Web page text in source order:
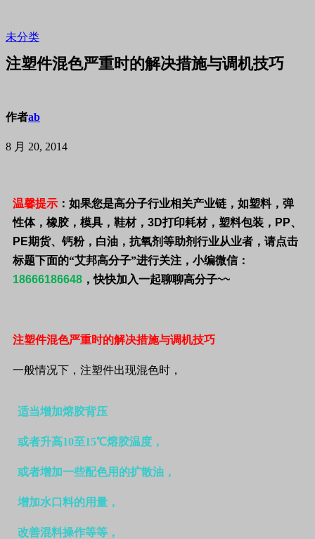
未分类
注塑件混色严重时的解决措施与调机技巧
作者ab
8 月 20, 2014
温馨提示 ： 如果您是高分子行业相关产业链，如塑料，弹
性体，橡胶，模具，鞋材， 3D打印耗材，塑料包装， PP、
PE期货、钙粉，白油，抗氧剂等助剂行业从业者，请点击
标题下面的“艾邦高分子”进行关注，小编微信：
18666186648 ，快快加入一起聊聊高分子~~
注塑件混色严重时的解决措施与调机技巧
一般情况下，注塑件出现混色时，
适当增加熔胶背压
或者升高10至15℃熔胶温度，
或者增加一些配色用的扩散油，
增加水口料的用量，
改善混料操作等等，